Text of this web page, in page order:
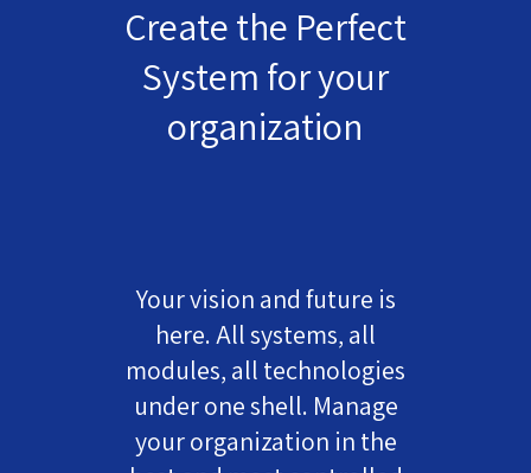
Create the Perfect
System for your
organization
Your vision and future is
here. All systems, all
modules, all technologies
under one shell. Manage
your organization in the